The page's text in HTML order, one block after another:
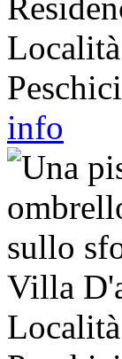
info
Villa